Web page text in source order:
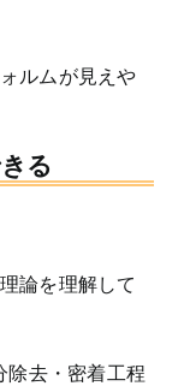
ルムが見えや
る
論を理解して
除去・密着工程